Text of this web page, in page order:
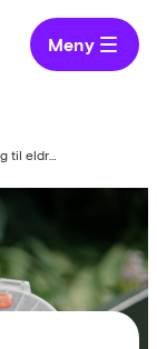
Meny
Elektronisk medisinering til eldre hjemmeboende